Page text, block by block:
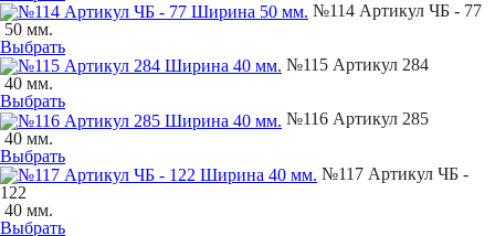
№114 Артикул ЧБ - 77
50 мм.
Выбрать
№115 Артикул 284
40 мм.
Выбрать
№116 Артикул 285
40 мм.
Выбрать
№117 Артикул ЧБ -
122
40 мм.
Выбрать